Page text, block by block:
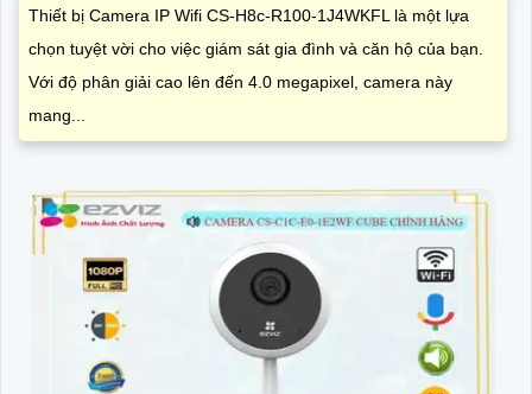
Thiết bị Camera IP Wifi CS-H8c-R100-1J4WKFL là một lựa
chọn tuyệt vời cho việc giám sát gia đình và căn hộ của bạn.
Với độ phân giải cao lên đến 4.0 megapixel, camera này
mang...